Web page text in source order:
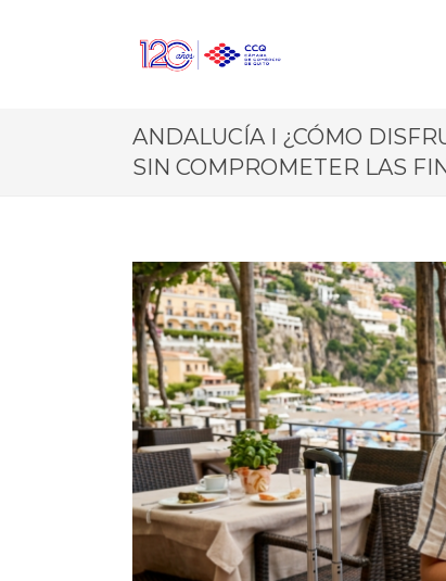
ANDALUCÍA I ¿CÓMO
SIN COMPROMETER LAS